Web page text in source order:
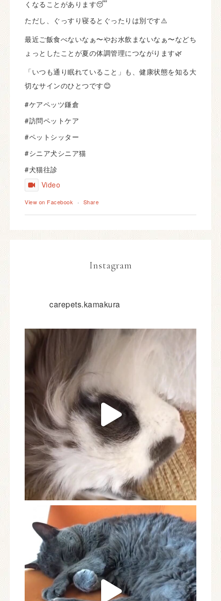
くなることがあります😴
ただし、ぐっすり寝るとぐったりは別です⚠️
最近ご飯食べないなぁ〜やお水飲まないなぁ〜などち
ょっとしたことが夏の体調管理につながります🌿
「いつも通り眠れていること」も、健康状態を知る大
切なサインのひとつです😊
#ケアペッツ鎌倉
#訪問ペットケア
#ペットシッター
#シニア犬シニア猫
#犬猫往診
Video
View on Facebook · Share
Instagram
carepets.kamakura